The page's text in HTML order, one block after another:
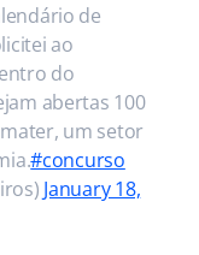
de
ao
do
abertas 100
um setor
#concurso
January 18,